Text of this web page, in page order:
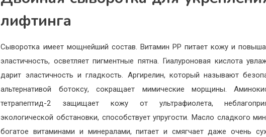
лифтинга
Сыворотка имеет мощнейший состав. Витамин PP питает кожу и
эластичность, осветляет пигментные пятна. Гиалуроновая кислота
дарит эластичность и гладкость. Аргирелин, который называют
альтернативой ботоксу, сокращает мимические морщины.
тетрапептид-2 защищает кожу от ультрафиолета,
экологической обстановки, способствует упругости. Масло сладкого
богатое витаминами и минералами, питает и смягчает даже очень